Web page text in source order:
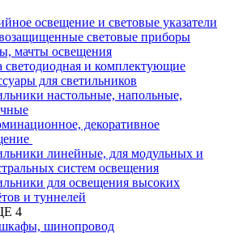
освещение и световые указатели
световые приборы
мачты освещения
светодиодная и комплектующие
для светильников
настольные, напольные,
декоративное
линейные, для модульных и
систем освещения
для освещения высоких
и туннелей
4